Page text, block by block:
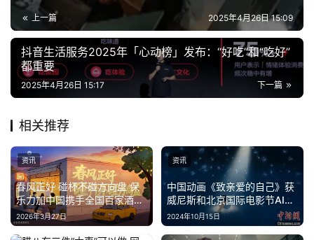
汽
车
新
能
源
上一篇 2025年4月26日 15:09
抖音生活服务2025年「心动榜」发布：“好吃”和“吃好”
都重要
下一篇
2025年4月26日 15:17
相关推荐
春风正好 碰杯不碰方向盘 保
乐力加中国携手全国百家酒吧
共同倡导“酒后不驾车”
2026年3月27日
资讯
中国动画《致亲爱的自己》获
威尼斯和北京国际电影节AI短
片大奖
2024年10月15日
资讯